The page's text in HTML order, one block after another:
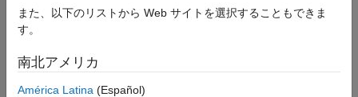
また、以下のリストから Web サイトを選択することもできま
す。
南北アメリカ
América Latina (Español)